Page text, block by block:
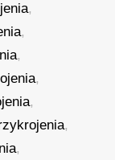
,
,
,
,
,
,
,